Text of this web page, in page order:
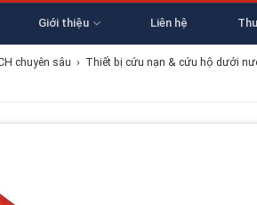
Giới thiệu Liên hệ
chuyên sâu › Thiết bị cứu nạn & cứu hộ dưới